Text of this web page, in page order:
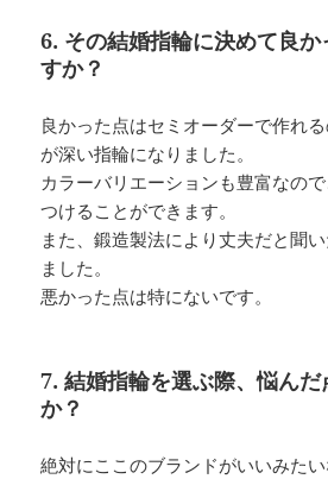
6. その結婚指輪に決めて良か
すか？
良かった点はセミオーダーで作れ
が深い指輪になりました。
カラーバリエーションも豊富なの
つけることができます。
また、鍛造製法により丈夫だと聞
ました。
悪かった点は特にないです。
7. 結婚指輪を選ぶ際、悩ん
か？
絶対にここのブランドがいいみた